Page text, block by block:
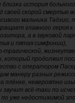
близка история больного
скорой смертью
мальчика Тадзио,
главного героя к
а в звуковой
и пятая симфонии),
трагической,
который продолжил
с оператором
манеру разных
плёнке, невероятно
всё-таки по
уже недостижимой